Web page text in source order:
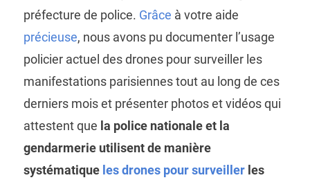
préfecture de police. Grâce à votre aide
précieuse, nous avons pu documenter l’usage
policier actuel des drones pour surveiller les
manifestations parisiennes tout au long de ces
derniers mois et présenter photos et vidéos qui
attestent que la police nationale et la
gendarmerie utilisent de manière
systématique les drones pour surveillerles